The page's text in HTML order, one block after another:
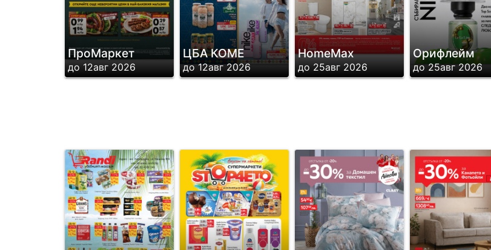
ПроМаркет
до 12авг 2026
ЦБА КОМЕ
до 12авг 2026
HomeMax
до 25авг 2026
Орифлейм
до 25авг 2026